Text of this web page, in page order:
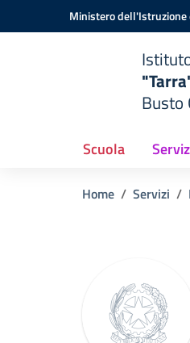
Vai ai contenuti
Vai al menu di navigazione
Ministero dell'Istruzione
Busto
Scuola
Home Servizi